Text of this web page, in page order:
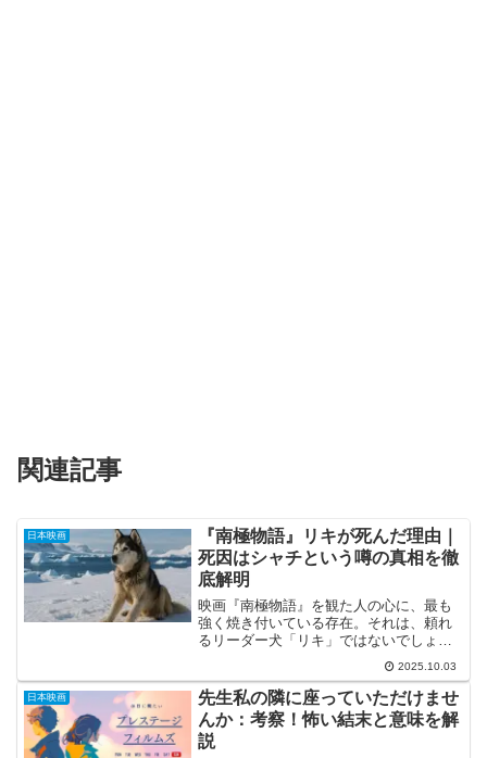
関連記事
日本映画
『南極物語』リキが死んだ理由｜
死因はシャチという噂の真相を徹
底解明
映画『南極物語』を観た人の心に、最も
強く焼き付いている存在。それは、頼れ
るリーダー犬「リキ」ではないでしょう
か。彼の雄姿と、あまりにも壮絶な最期
は、忘れられませんよね。多くの人が涙
したリキの最期ですが、その死んだ理由
や死因については、一つの...
2025.10.03
日本映画
先生私の隣に座っていただけませ
んか：考察！怖い結末と意味を解
説